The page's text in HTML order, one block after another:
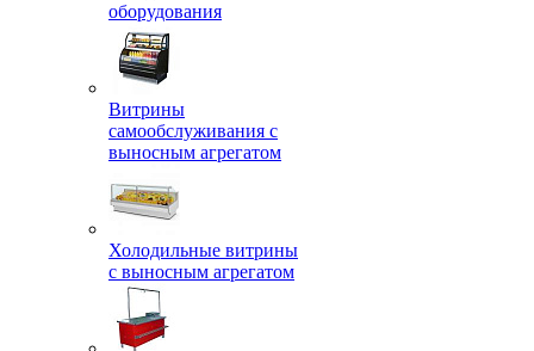
оборудования
Витрины
самообслуживания с
выносным агрегатом
Холодильные витрины
с выносным агрегатом